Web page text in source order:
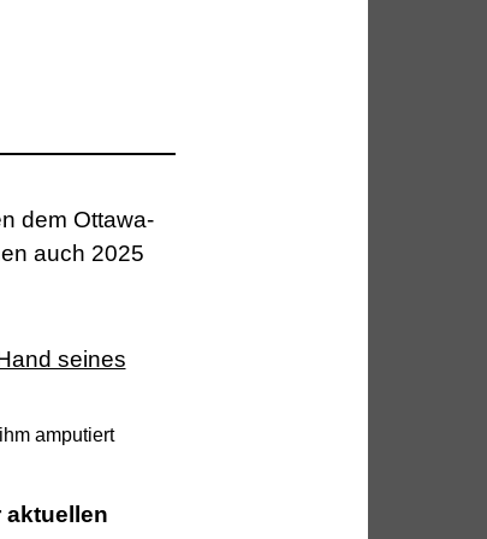
dem Ottawa-
auch 2025
amputiert
aktuellen